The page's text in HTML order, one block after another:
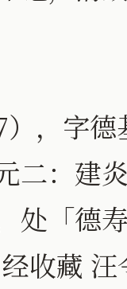
，字
二：建
处「德
收藏 汪